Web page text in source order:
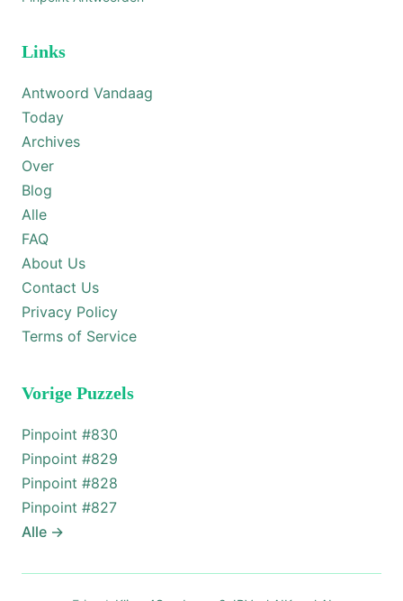
Links
Antwoord Vandaag
Today
Archives
Over
Blog
Alle
FAQ
About Us
Contact Us
Privacy Policy
Terms of Service
Vorige Puzzels
Pinpoint #830
Pinpoint #829
Pinpoint #828
Pinpoint #827
Alle →